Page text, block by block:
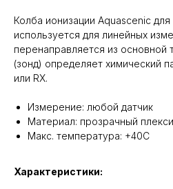
Колба ионизации Aquascenic для
используется для линейных
перенаправляется из основной
(зонд) определяет химический
или RX.
Измерение: любой датчик
Материал: прозрачный
Макс. температура: +40С
Характеристики: